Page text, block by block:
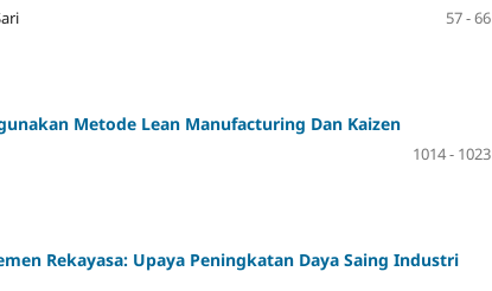
57 - 66
Metode Lean Manufacturing Dan Kaizen
1014 - 1023
Rekayasa: Upaya Peningkatan Daya Saing Industri